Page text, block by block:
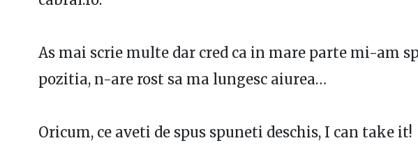
As mai scrie multe dar cred ca in mare parte mi-am
pozitia, n-are rost sa ma lungesc aiurea…
Oricum, ce aveti de spus spuneti deschis, I can take it!